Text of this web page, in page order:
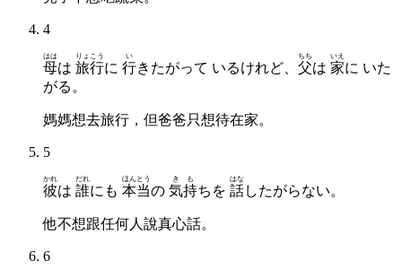
4
母
はは
は 旅行
りょこう
に 行
い
きたがって いるけれど、 父
ちち
は 家
いえ
に いた
がる。
媽媽想去旅行，但爸爸只想待在家。
5
彼
かれ
は 誰
だれ
にも 本当
ほんとう
の 気持
きも
ちを 話
はな
したがらない。
他不想跟任何人說真心話。
6